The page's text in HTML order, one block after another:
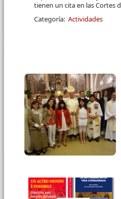
tienen un cita en las Cortes
Categoría: Actividades